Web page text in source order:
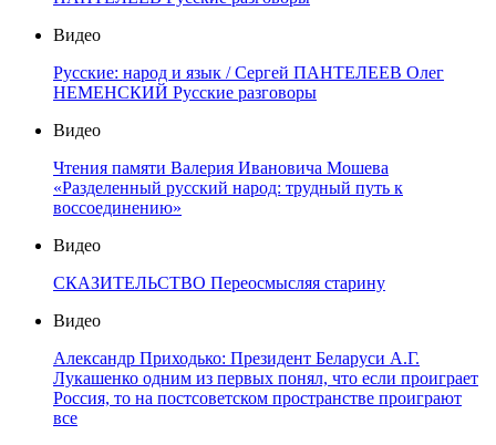
Видео
Русские: народ и язык / Сергей ПАНТЕЛЕЕВ Олег
НЕМЕНСКИЙ Русские разговоры
Видео
Чтения памяти Валерия Ивановича Мошева
«Разделенный русский народ: трудный путь к
воссоединению»
Видео
СКАЗИТЕЛЬСТВО Переосмысляя старину
Видео
Александр Приходько: Президент Беларуси А.Г.
Лукашенко одним из первых понял, что если проиграет
Россия, то на постсоветском пространстве проиграют
все